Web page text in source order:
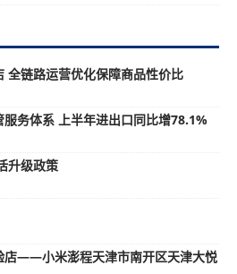
全链路运营优化保障商品性价比
务体系 上半年进出口同比增78.1%
升级政策
店——小米澎程天津市南开区天津大悦